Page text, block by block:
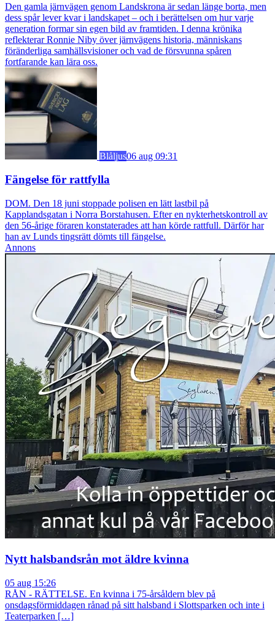
Den gamla järnvägen genom Landskrona är sedan länge borta, men
dess spår lever kvar i landskapet – och i berättelsen om hur varje
generation formar sin egen bild av framtiden. I denna krönika
reflekterar Ronnie Niby över järnvägens historia, människans
föränderliga samhällsvisioner och vad de försvunna spåren
fortfarande kan lära oss.
Blåljus06 aug 09:31
Fängelse för rattfylla
DOM. Den 18 juni stoppade polisen en lätt lastbil på
Kapplandsgatan i Norra Borstahusen. Efter en nykterhetskontroll av
den 56-årige föraren konstaterades att han körde rattfull. Därför har
han av Lunds tingsrätt dömts till fängelse.
Annons
Nytt halsbandsrån mot äldre kvinna
05 aug 15:26
RÅN - RÄTTELSE. En kvinna i 75-årsåldern blev på
onsdagsförmiddagen rånad på sitt halsband i Slottsparken och inte i
Teaterparken […]